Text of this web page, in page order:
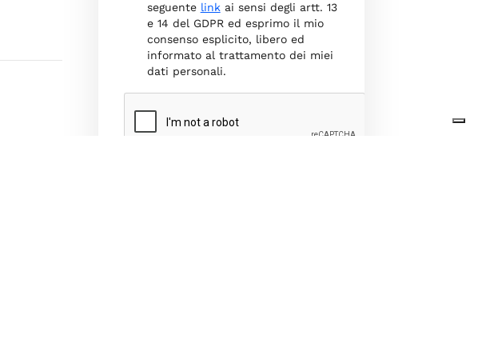
seguente linkai sensi degli artt. 13
e 14 del GDPR ed esprimo il mio
consenso esplicito, libero ed
informato al trattamento dei miei
dati personali.